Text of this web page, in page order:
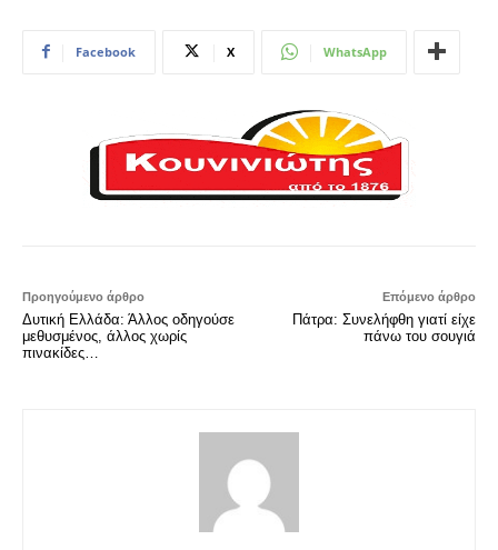
Facebook X WhatsApp
Προηγούμενο άρθρο
Δυτική Ελλάδα: Άλλος οδηγούσε
μεθυσμένος, άλλος χωρίς
πινακίδες…
Επόμενο άρθρο
Πάτρα: Συνελήφθη γιατί είχε
πάνω του σουγιά